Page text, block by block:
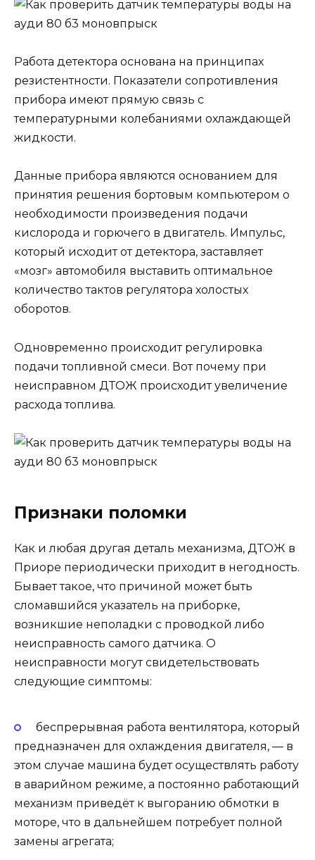
Работа детектора основана на принципах
резистентности. Показатели сопротивления
прибора имеют прямую связь с
температурными колебаниями охлаждающей
жидкости.
Данные прибора являются основанием для
принятия решения бортовым компьютером о
необходимости произведения подачи
кислорода и горючего в двигатель. Импульс,
который исходит от детектора, заставляет
«мозг» автомобиля выставить оптимальное
количество тактов регулятора холостых
оборотов.
Одновременно происходит регулировка
подачи топливной смеси. Вот почему при
неисправном ДТОЖ происходит увеличение
расхода топлива.
Признаки поломки
Как и любая другая деталь механизма, ДТОЖ в
Приоре периодически приходит в негодность.
Бывает такое, что причиной может быть
сломавшийся указатель на приборке,
возникшие неполадки с проводкой либо
неисправность самого датчика. О
неисправности могут свидетельствовать
следующие симптомы:
беспрерывная работа вентилятора, который
предназначен для охлаждения двигателя, — в
этом случае машина будет осуществлять работу
в аварийном режиме, а постоянно работающий
механизм приведёт к выгоранию обмотки в
моторе, что в дальнейшем потребует полной
замены агрегата;